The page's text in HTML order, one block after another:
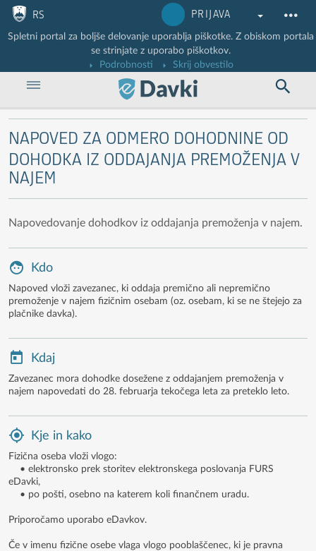
Nadaljuj na vsebino
Nadaljuj na vsebino zaprtega portala
RS PRIJAVA
Spletni portal za boljše delovanje uporablja piškotke. Z obiskom portala
se strinjate z uporabo piškotkov.
Podrobnosti
Skrij obvestilo
NAPOVED ZA ODMERO DOHODNINE OD
DOHODKA IZ ODDAJANJA PREMOŽENJA V
NAJEM
Napovedovanje dohodkov iz oddajanja premoženja v najem.
Kdo
Napoved vloži zavezanec, ki oddaja premično ali nepremično
premoženje v najem fizičnim osebam (oz. osebam, ki se ne štejejo za
plačnike davka).
Kdaj
Zavezanec mora dohodke dosežene z oddajanjem premoženja v
najem napovedati do 28. februarja tekočega leta za preteklo leto.
Kje in kako
Fizična oseba vloži vlogo:
• elektronsko prek storitev elektronskega poslovanja FURS
eDavki,
• po pošti, osebno na katerem koli finančnem uradu.
Priporočamo uporabo eDavkov.
Če v imenu fizične osebe vlaga vlogo pooblaščenec, ki je pravna